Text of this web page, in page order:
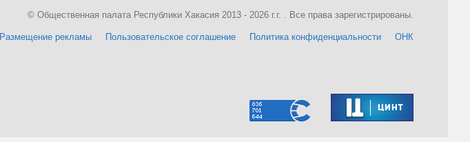
Размещение рекламы Пользовательское соглашение Политика конфиденциальности ОНК
© Общественная палата Республики Хакасия 2013 - 2026 г.г. . Все права зарегистрированы.